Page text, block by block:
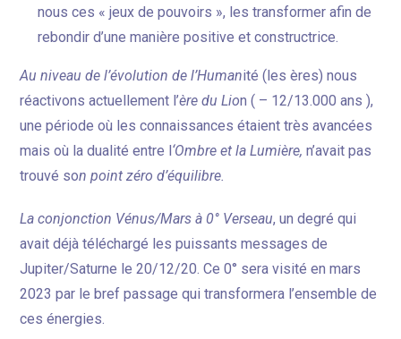
nous ces « jeux de pouvoirs », les transformer afin de
rebondir d’une manière positive et constructrice.
Au niveau de l’évolution de l’Humanité (les ères) nous
réactivons actuellement l’ère du Lion ( – 12/13.000 ans ),
une période où les connaissances étaient très avancées
mais où la dualité entre l‘Ombre et la Lumière, n’avait pas
trouvé son point zéro d’équilibre.
La conjonction Vénus/Mars à 0° Verseau, un degré qui
avait déjà téléchargé les puissants messages de
Jupiter/Saturne le 20/12/20. Ce 0° sera visité en mars
2023 par le bref passage qui transformera l’ensemble de
ces énergies.